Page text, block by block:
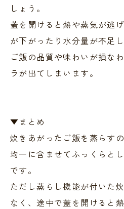
しょう。
蓋を開けると熱や蒸気が逃
が下がったり水分量が不足し
ご飯の品質や味わいが損な
ラが出てしまいます。
▼まとめ
炊きあがったご飯を蒸らす
均一に含ませてふっくらと
です。
ただし蒸らし機能が付いた
なく、途中で蓋を開けると